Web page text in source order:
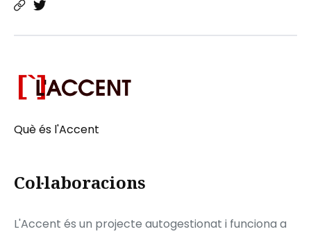
Què és l'Accent
Col·laboracions
L'Accent és un projecte autogestionat i funciona a